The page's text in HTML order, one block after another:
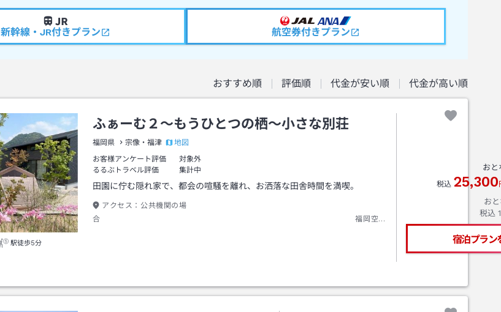
新幹線・JR付きプラン 航空券付きプラン
おすすめ順 評価順 代金が安い順 代金が高い順
駅徒歩5分
ふぁーむ２～もうひとつの栖～小さな別荘
福岡県 宗像・福津
地図
お客様アンケート評価
対象外
るるぶトラベル評価
集計中
田園に佇む隠れ家で、都会の喧騒を離れ、お洒落な田舎時間を満喫。
アクセス： 公共機関の場
合 福岡空港
おと
税込 25,300
お
税込
宿泊プラン